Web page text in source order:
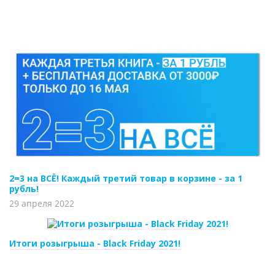
2=3 на ВСЁ! Каждый третий товар в корзине - за 1
рубль!
29 апреля 2022
Итоги розыгрыша - Black Friday 2021!